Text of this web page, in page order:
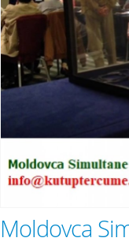
Moldovca